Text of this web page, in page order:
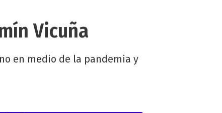
Vicuña
en medio de la pandemia y